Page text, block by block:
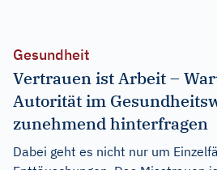
Gesundheit
Vertrauen ist Arbeit –
Autorität im
zunehmend hinterfragen
Dabei geht es nicht nur um